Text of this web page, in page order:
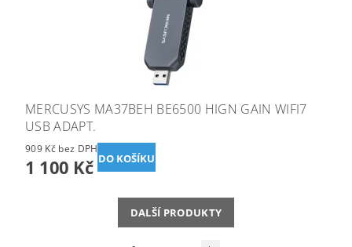
MERCUSYS MA37BEH BE6500 HIGN GAIN WIFI7
USB ADAPT.
909 Kč bez DPH
1 100 Kč
DALŠÍ PRODUKTY